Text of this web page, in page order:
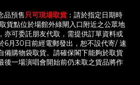
品預售只可現場取貨： 請於指定日期時
取貨點位於場館外綠閘入口附近之公眾地
亦可委託朋友代取，需提供訂單資料或
6月30日前經電郵發出， 恕不設代寄/ 速
購物袋取貨。 請確保閣下能夠於取貨
後一場演唱會開始前仍未取之貨品將作